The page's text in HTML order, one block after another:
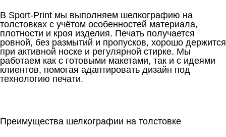
В Sport-Print мы выполняем шелкографию на
толстовках с учётом особенностей материала,
плотности и кроя изделия. Печать получается
ровной, без размытий и пропусков, хорошо держится
при активной носке и регулярной стирке. Мы
работаем как с готовыми макетами, так и с идеями
клиентов, помогая адаптировать дизайн под
технологию печати.
Преимущества шелкографии на толстовке